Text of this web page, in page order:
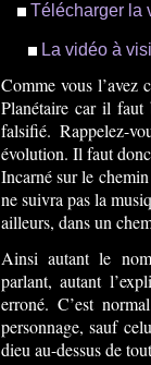
Télécharger la
La vidéo à
Comme vous l’avez
Planétaire car il
falsifié. Rappelez-
évolution. Il faut
Incarné sur le
ne suivra pas la
ailleurs, dans un
Ainsi autant le
parlant, autant
erroné. C’est
personnage, sauf
dieu au-dessus de